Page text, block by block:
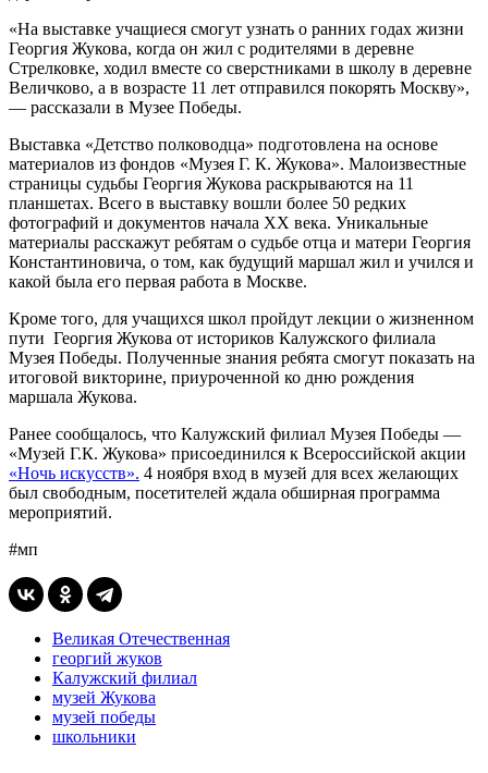
«На выставке учащиеся смогут узнать о ранних годах жизни
Георгия Жукова, когда он жил с родителями в деревне
Стрелковке, ходил вместе со сверстниками в школу в деревне
Величково, а в возрасте 11 лет отправился покорять Москву»,
— рассказали в Музее Победы.
Выставка «Детство полководца» подготовлена на основе
материалов из фондов «Музея Г. К. Жукова». Малоизвестные
страницы судьбы Георгия Жукова раскрываются на 11
планшетах. Всего в выставку вошли более 50 редких
фотографий и документов начала XX века. Уникальные
материалы расскажут ребятам о судьбе отца и матери Георгия
Константиновича, о том, как будущий маршал жил и учился и
какой была его первая работа в Москве.
Кроме того, для учащихся школ пройдут лекции о жизненном
пути Георгия Жукова от историков Калужского филиала
Музея Победы. Полученные знания ребята смогут показать на
итоговой викторине, приуроченной ко дню рождения
маршала Жукова.
Ранее сообщалось, что Калужский филиал Музея Победы —
«Музей Г.К. Жукова» присоединился к Всероссийской акции
«Ночь искусств». 4 ноября вход в музей для всех желающих
был свободным, посетителей ждала обширная программа
мероприятий.
#мп
Великая Отечественная
георгий жуков
Калужский филиал
музей Жукова
музей победы
школьники